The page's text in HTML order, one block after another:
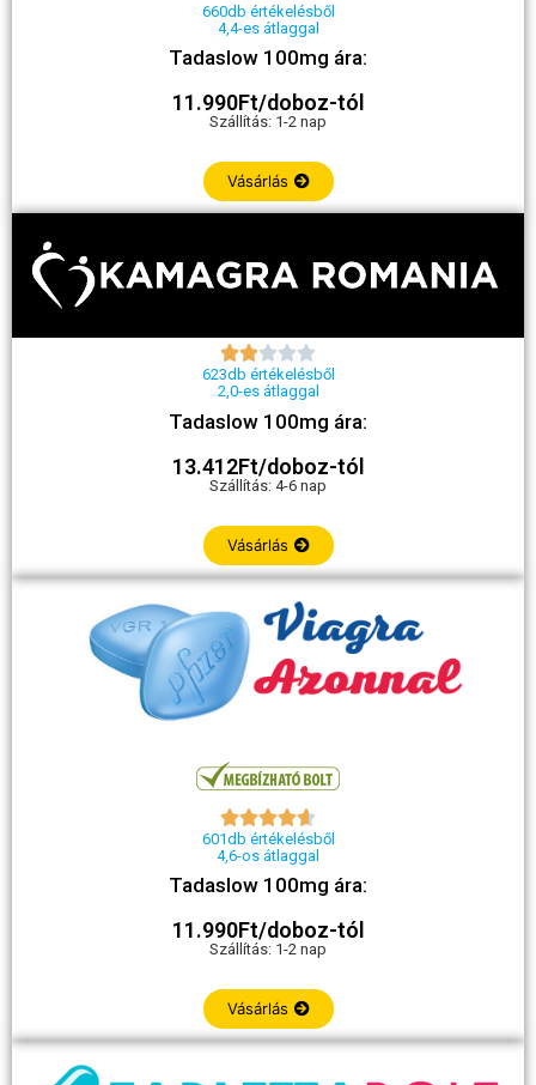
660db értékelésből
4,4-es átlaggal
Tadaslow 100mg ára:
11.990Ft/doboz-tól
Szállítás: 1-2 nap
Vásárlás

623db értékelésből
2,0-es átlaggal
Tadaslow 100mg ára:
13.412Ft/doboz-tól
Szállítás: 4-6 nap
Vásárlás

601db értékelésből
4,6-os átlaggal
Tadaslow 100mg ára:
11.990Ft/doboz-tól
Szállítás: 1-2 nap
Vásárlás